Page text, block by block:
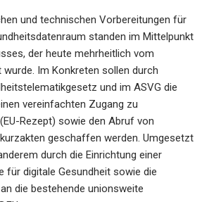
und technischen Vorbereitungen für
standen im Mittelpunkt
der heute mehrheitlich vom
Im Konkreten sollen durch
und im ASVG die
vereinfachten Zugang zu
Rezept) sowie den Abruf von
geschaffen werden. Umgesetzt
durch die Einrichtung einer
für digitale Gesundheit sowie die
die bestehende unionsweite